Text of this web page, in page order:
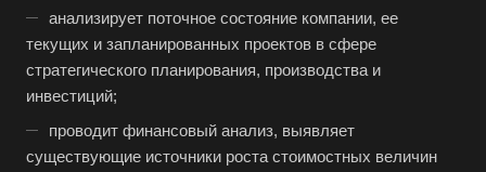
анализирует поточное состояние компании, ее
текущих и запланированных проектов в сфере
стратегического планирования, производства и
инвестиций;
проводит финансовый анализ, выявляет
существующие источники роста стоимостных величин